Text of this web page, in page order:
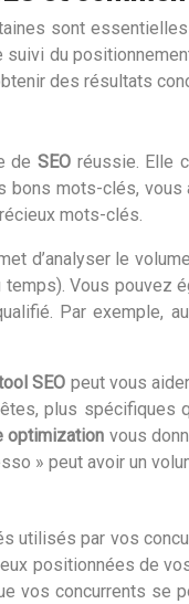
sont
suivi du
des résultats
deSEO réussie. Elle
mots-clés,
mots-clés.
d’analyser le
Vous
Par
SEO peut vous
plus
optimization vous
» peut avoir un
utilisés par vos
positionnées de
vos concurrents se